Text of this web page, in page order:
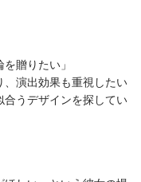
贈りたい」
演出効果も重視したい
合うデザインを探してい